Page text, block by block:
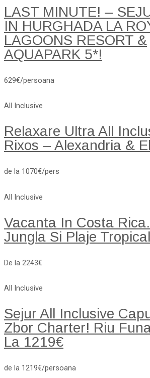
LAST MINUTE! –
IN HURGHADA LA
LAGOONS RESORT &
AQUAPARK 5*!
629€/persoana
All Inclusive
Relaxare Ultra All
Rixos – Alexandria &
de la 1070€/pers
All Inclusive
Vacanta In Costa
Jungla Si Plaje
De la 2243€
All Inclusive
Sejur All Inclusive
Zbor Charter! Riu
La 1219€
de la 1219€/persoana